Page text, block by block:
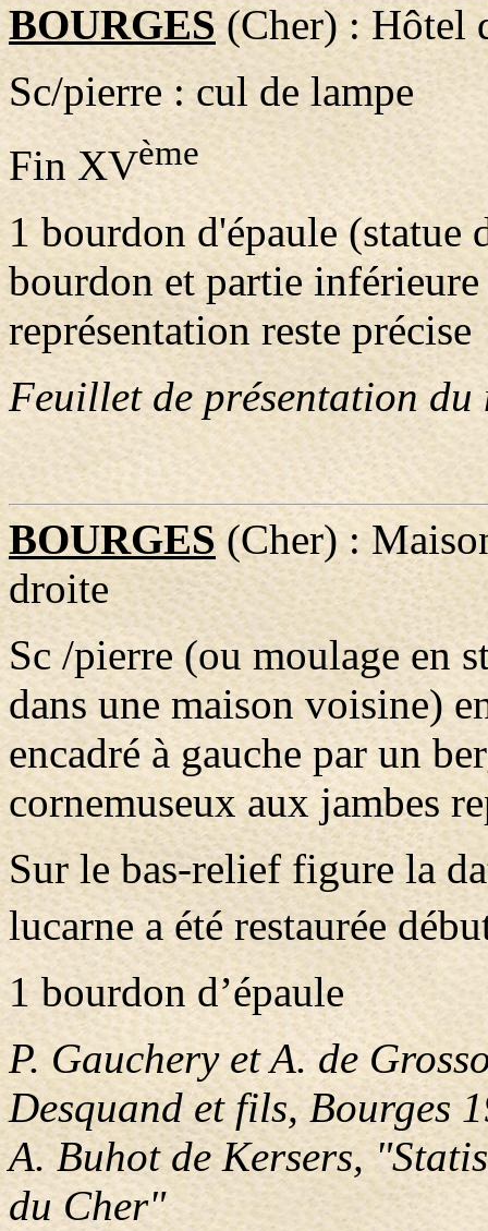
BOURGES(Cher) : Hôtel
Sc/pierre : cul de lampe
Fin XVème
1 bourdon d'épaule (statue
bourdon et partie
représentation reste précise
Feuillet de présentation du
BOURGES(Cher) :
droite
Sc /pierre (ou moulage en
dans une maison voisine)
encadré à gauche par un
cornemuseux aux jambes
Sur le bas-relief figure la
lucarne a été restaurée
1 bourdon d’épaule
P. Gauchery et A. de
Desquand et fils, Bourges
A. Buhot de Kersers,
du Cher"